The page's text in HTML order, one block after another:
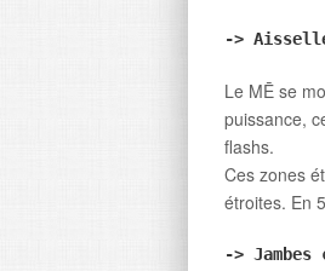
->
Le MĒ se
puissance,
flashs.
Ces zones
étroites. En
-> Jambes